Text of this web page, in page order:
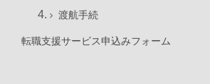
渡航手続
転職支援サービス申込みフォーム